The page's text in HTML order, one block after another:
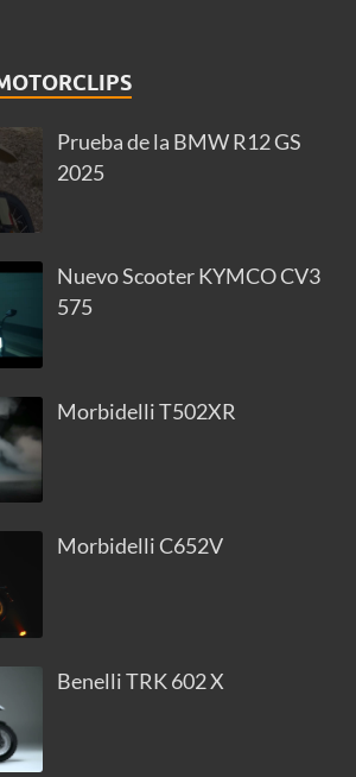
Prueba de la BMW R12 GS
2025
Nuevo Scooter KYMCO CV3
575
Morbidelli T502XR
Morbidelli C652V
Benelli TRK 602 X